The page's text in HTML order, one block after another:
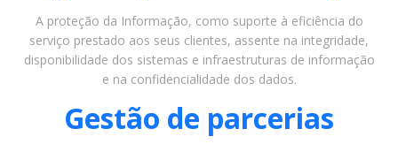
A proteção da Informação, como suporte à eficiência do
serviço prestado aos seus clientes, assente na integridade,
disponibilidade dos sistemas e infraestruturas de informação
e na confidencialidade dos dados.
Gestão de parcerias